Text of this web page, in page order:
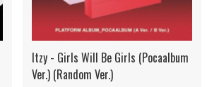
Itzy - Girls Will Be Girls (Pocaalbum
Ver.) (Random Ver.)